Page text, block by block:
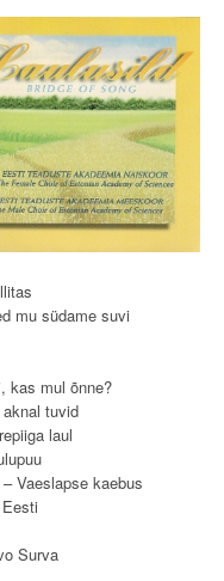
mu südame suvi
kas mul õnne?
tuvid
laul
Vaeslapse kaebus
Surva